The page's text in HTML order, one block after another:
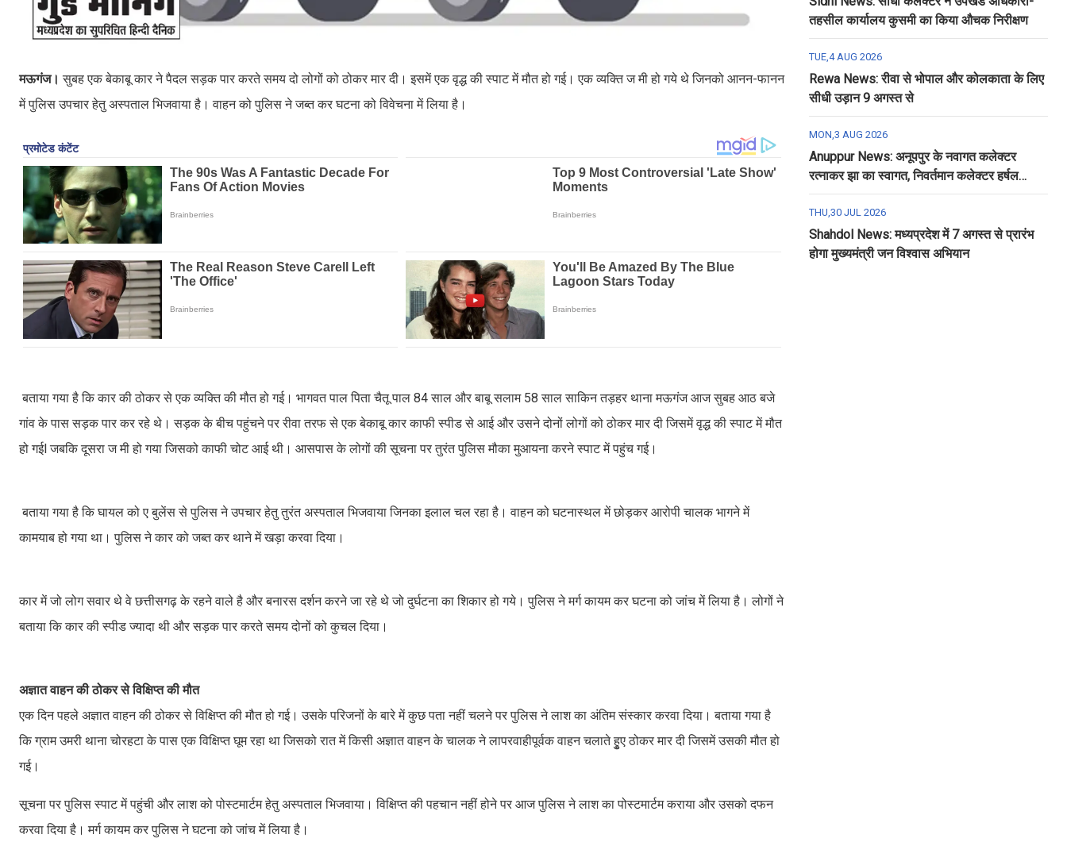
मऊगंज।सुबह एक बेकाबू कार ने पैदल सड़क पार करते समय दो लोगों को ठोकर मार दी। इसमें एक वृद्ध की स्पाट में मौत हो गई। एक व्यक्ति ज मी हो गये थे जिनको आनन-फानन
में पुलिस उपचार हेतु अस्पताल भिजवाया है। वाहन को पुलिस ने जब्त कर घटना को विवेचना में लिया है।
बताया गया है कि कार की ठोकर से एक व्यक्ति की मौत हो गई। भागवत पाल पिता चैतू पाल 84 साल और बाबू सलाम 58 साल साकिन तड़हर थाना मऊगंज आज सुबह आठ बजे
गांव के पास सड़क पार कर रहे थे। सड़क के बीच पहुंचने पर रीवा तरफ से एक बेकाबू कार काफी स्पीड से आई और उसने दोनों लोगों को ठोकर मार दी जिसमें वृद्ध की स्पाट में मौत
हो गईl जबकि दूसरा ज मी हो गया जिसको काफी चोट आई थी। आसपास के लोगों की सूचना पर तुरंत पुलिस मौका मुआयना करने स्पाट में पहुंच गई।
बताया गया है कि घायल को ए बुलेंस से पुलिस ने उपचार हेतु तुरंत अस्पताल भिजवाया जिनका इलाल चल रहा है। वाहन को घटनास्थल में छोड़कर आरोपी चालक भागने में
कामयाब हो गया था। पुलिस ने कार को जब्त कर थाने में खड़ा करवा दिया।
कार में जो लोग सवार थे वे छत्तीसगढ़ के रहने वाले है और बनारस दर्शन करने जा रहे थे जो दुर्घटना का शिकार हो गये। पुलिस ने मर्ग कायम कर घटना को जांच में लिया है। लोगों ने
बताया कि कार की स्पीड ज्यादा थी और सड़क पार करते समय दोनों को कुचल दिया।
अज्ञात वाहन की ठोकर से विक्षिप्त की मौत
एक दिन पहले अज्ञात वाहन की ठोकर से विक्षिप्त की मौत हो गई। उसके परिजनों के बारे में कुछ पता नहीं चलने पर पुलिस ने लाश का अंतिम संस्कार करवा दिया। बताया गया है
कि ग्राम उमरी थाना चोरहटा के पास एक विक्षिप्त घूम रहा था जिसको रात में किसी अज्ञात वाहन के चालक ने लापरवाहीपूर्वक वाहन चलाते हुृए ठोकर मार दी जिसमें उसकी मौत हो
गई।
सूचना पर पुलिस स्पाट में पहुंची और लाश को पोस्टमार्टम हेतु अस्पताल भिजवाया। विक्षिप्त की पहचान नहीं होने पर आज पुलिस ने लाश का पोस्टमार्टम कराया और उसको दफन
करवा दिया है। मर्ग कायम कर पुलिस ने घटना को जांच में लिया है।
तहसील कार्यालय कुसमी का किया औचक निरीक्षण
TUE,4 AUG 2026
Rewa News: रीवा से भोपाल और कोलकाता के लिए
सीधी उड़ान 9 अगस्त से
MON,3 AUG 2026
Anuppur News: अनूपपुर के नवागत कलेक्टर
रत्नाकर झा का स्वागत, निवर्तमान कलेक्टर हर्षल
पंचोली को दी गई विदाई
THU,30 JUL 2026
Shahdol News: मध्यप्रदेश में 7 अगस्त से प्रारंभ
होगा मुख्यमंत्री जन विश्वास अभियान